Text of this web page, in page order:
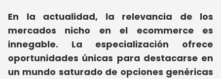
En la actualidad, la relevancia de los
mercados nicho en el ecommerce es
innegable. La especialización ofrece
oportunidades únicas para destacarse en
un mundo saturado de opciones genéricas